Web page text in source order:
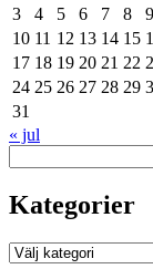
3
4 5 6 7 8
9
10 11 12 13 14 15
17 18 19 20 21 22
24 25 26 27 28 29
31
« jul
Kategorier
Kategorier